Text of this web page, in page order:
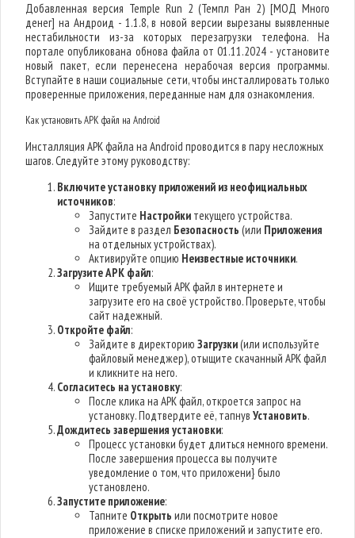
Добавленная версия Temple Run 2 (Темпл Ран 2) [МОД Много
денег] на Андроид - 1.1.8, в новой версии вырезаны выявленные
нестабильности из-за которых перезагрузки телефона. На
портале опубликована обнова файла от 01.11.2024 - установите
новый пакет, если перенесена нерабочая версия программы.
Вступайте в наши социальные сети, чтобы инсталлировать только
проверенные приложения, переданные нам для ознакомления.
Как установить APK файл на Android
Инсталляция APK файла на Android проводится в пару несложных
шагов. Следуйте этому руководству:
Включите установку приложений из неофициальных
источников:
Запустите Настройки текущего устройства.
Зайдите в раздел Безопасность (или Приложения
на отдельных устройствах).
Активируйте опцию Неизвестные источники.
Загрузите APK файл:
Ищите требуемый APK файл в интернете и
загрузите его на своё устройство. Проверьте, чтобы
сайт надежный.
Откройте файл:
Зайдите в директориюЗагрузки(или используйте
файловый менеджер), отыщите скачанный APK файл
и кликните на него.
Согласитесь на установку:
После клика на APK файл, откроется запрос на
установку. Подтвердите её, тапнувУстановить.
Дождитесь завершения установки:
Процесс установки будет длиться немного времени.
После завершения процесса вы получите
уведомление о том, что приложени} было
установлено.
Запустите приложение:
Тапните Открыть или посмотрите новое
приложение в списке приложений и запустите его.